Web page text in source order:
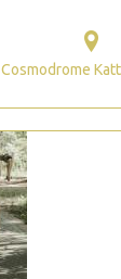
Cosmodrome